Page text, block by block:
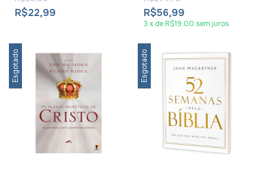
R$22,99 R$56,99
3 x de R$19,00 sem juros
Esgotado Esgotado